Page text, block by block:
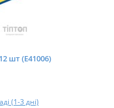
шт (E41006)
(1-3 дні)